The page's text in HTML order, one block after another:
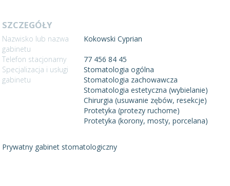
SZCZEGÓŁY
Nazwisko lub nazwa
gabinetu
Kokowski Cyprian
Telefon stacjonarny
77 456 84 45
Specjalizacja i usługi
gabinetu
Stomatologia ogólna
Stomatologia zachowawcza
Stomatologia estetyczna (wybielanie)
Chirurgia (usuwanie zębów, resekcje)
Protetyka (protezy ruchome)
Protetyka (korony, mosty, porcelana)
Prywatny gabinet stomatologiczny